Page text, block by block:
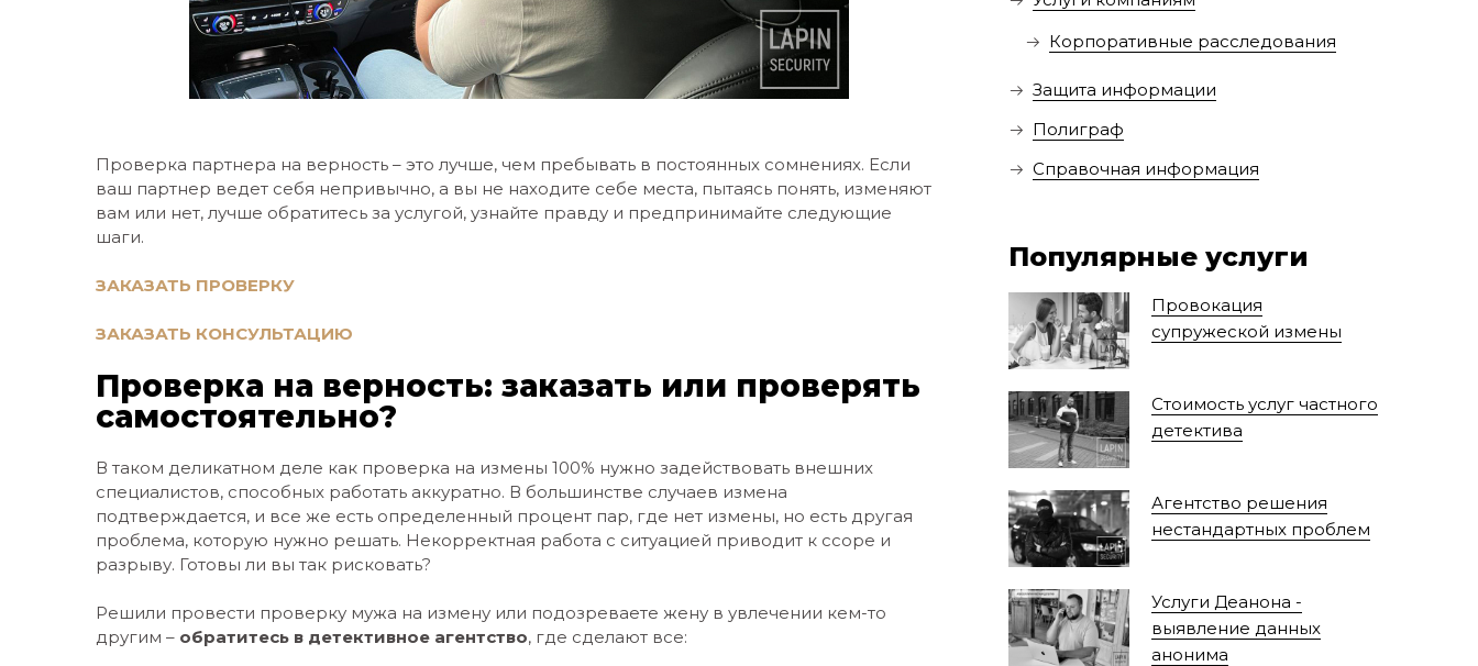
Проверка партнера на верность – это лучше, чем пребывать в постоянных сомнениях. Если
ваш партнер ведет себя непривычно, а вы не находите себе места, пытаясь понять, изменяют
вам или нет, лучше обратитесь за услугой, узнайте правду и предпринимайте следующие
шаги.
ЗАКАЗАТЬ ПРОВЕРКУ
ЗАКАЗАТЬ КОНСУЛЬТАЦИЮ
Проверка на верность: заказать или проверять
самостоятельно?
В таком деликатном деле как проверка на измены 100% нужно задействовать внешних
специалистов, способных работать аккуратно. В большинстве случаев измена
подтверждается, и все же есть определенный процент пар, где нет измены, но есть другая
проблема, которую нужно решать. Некорректная работа с ситуацией приводит к ссоре и
разрыву. Готовы ли вы так рисковать?
Решили провести проверку мужа на измену или подозреваете жену в увлечении кем-то
другим – обратитесь в детективное агентство, где сделают все:
Корпоративные расследования
Защита информации
Полиграф
Справочная информация
Популярные услуги
Провокация
супружеской измены
Стоимость услуг частного
детектива
Агентство решения
нестандартных проблем
Услуги Деанона -
выявление данных
анонима